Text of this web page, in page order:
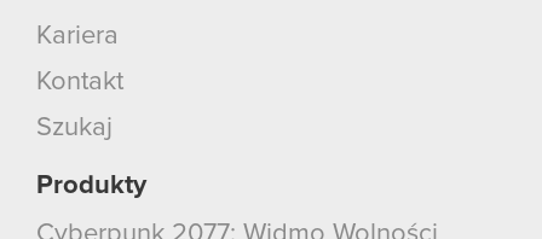
Kariera
Kontakt
Szukaj
Produkty